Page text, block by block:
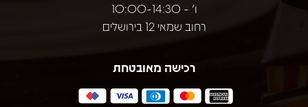
ו' - 10:00-14:30
רחוב שמאי 12 בירושלים
רכישה מאובטחת